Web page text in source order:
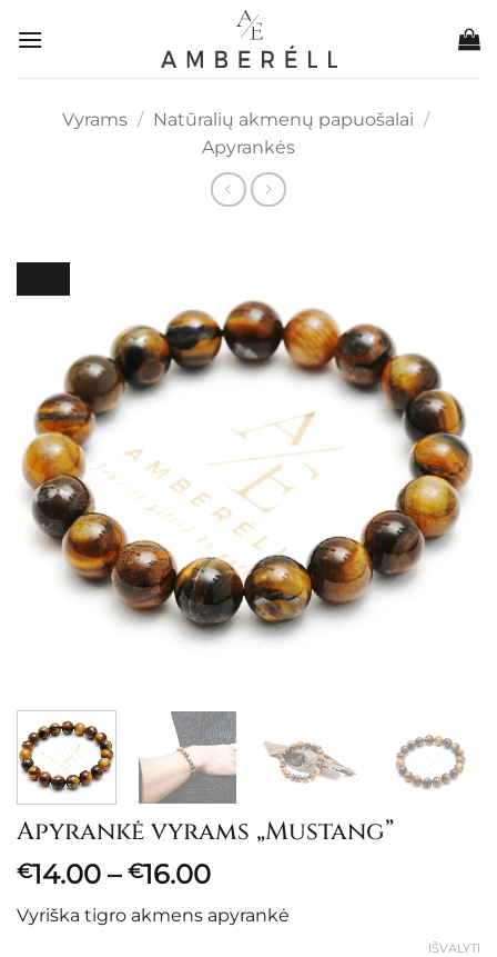
Vyrams / Natūralių akmenų papuošalai /
Apyrankės
Apyrankė vyrams „Mustang”
€14.00 – €16.00Price
range:
€14.00
Vyriška tigro akmens apyrankė
IŠVALYTI